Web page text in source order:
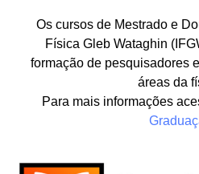
Os cursos de Mestrado e
Física Gleb Wataghin
formação de pesquisadores
áreas da
Para mais informações